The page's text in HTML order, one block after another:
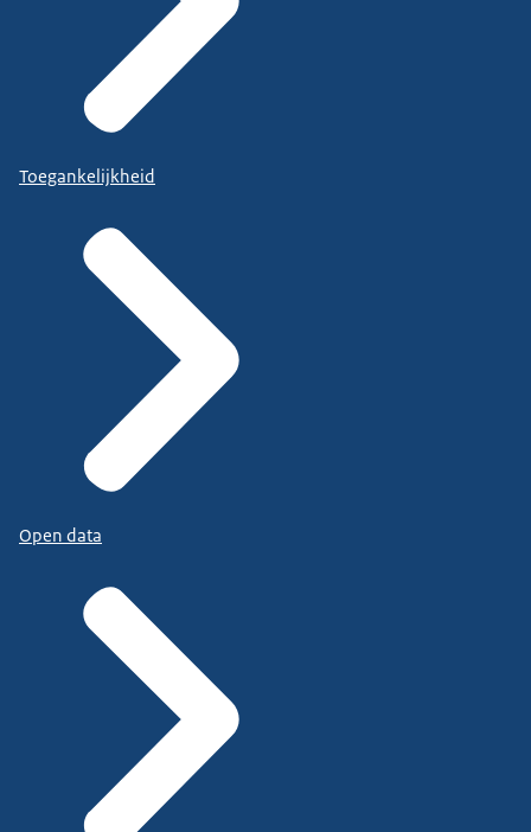
Toegankelijkheid
Open data